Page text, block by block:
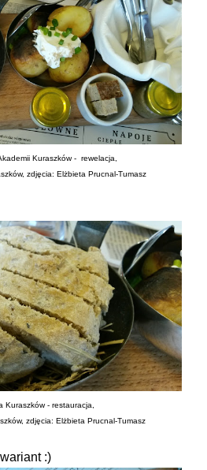
Kuraszków - rewelacja,
zdjęcia: Elżbieta Prucnal-Tumasz
Kuraszków - restauracja,
zdjęcia: Elżbieta Prucnal-Tumasz
:)